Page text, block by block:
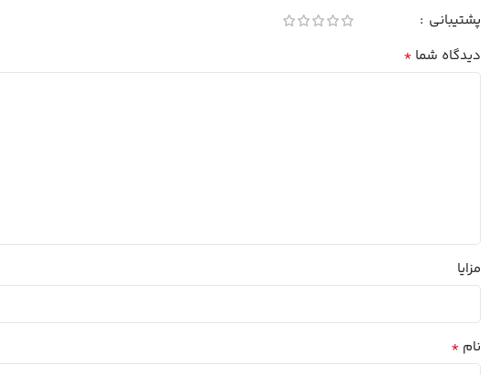
پشتیبانی
دیدگاه شما *
مزایا
نام *